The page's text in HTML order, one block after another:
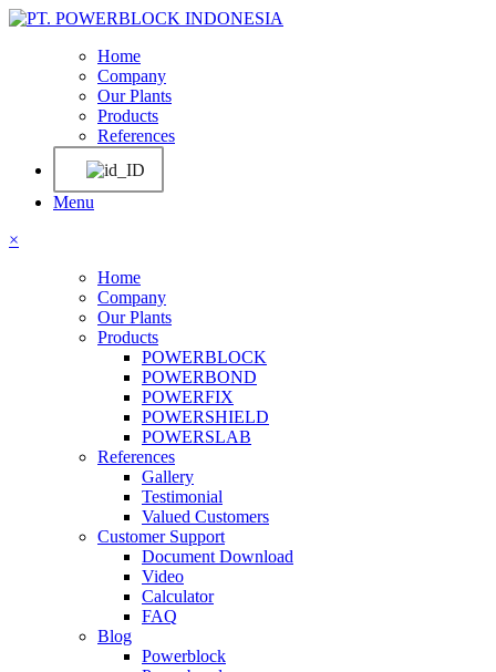
Home
Company
Our Plants
Products
References
Menu
×
Home
Company
Our Plants
Products
POWERBLOCK
POWERBOND
POWERFIX
POWERSHIELD
POWERSLAB
References
Gallery
Testimonial
Valued Customers
Customer Support
Document Download
Video
Calculator
FAQ
Blog
Powerblock